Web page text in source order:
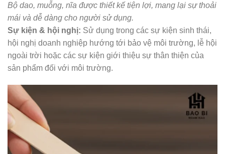
Bộ dao, muỗng, nĩa được thiết kế tiện lợi, mang lại sự thoải
mái và dễ dàng cho người sử dụng.
Sự kiện & hội nghị: Sử dụng trong các sự kiện sinh thái,
hội nghị doanh nghiệp hướng tới bảo vệ môi trường, lễ hội
ngoài trời hoặc các sự kiện giới thiệu sự thân thiện của
sản phẩm đối với môi trường.